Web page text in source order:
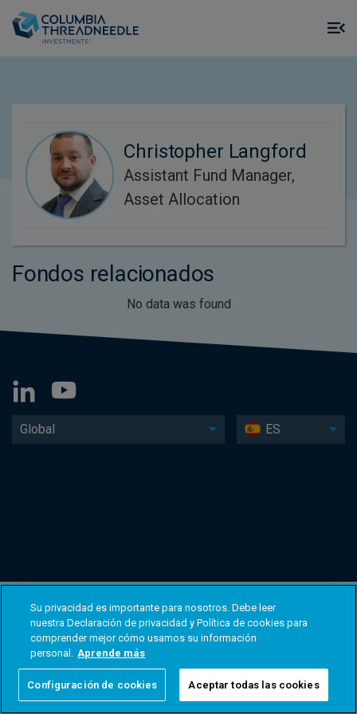
Christopher Langford
Assistant Fund Manager,
Asset Allocation
Fondos relacionados
No data was found
Global ES
Su privacidad es importante para nosotros. Debe leer
nuestra Declaración de privacidad y Política de cookies para
comprender mejor cómo usamos su información
personal. Aprende más
Configuración de cookies Aceptar todas las cookies